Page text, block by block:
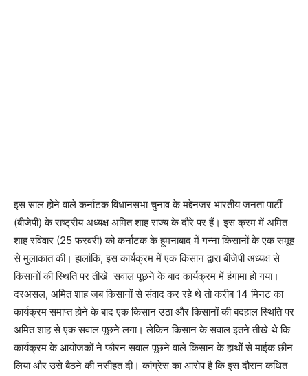
इस साल होने वाले कर्नाटक विधानसभा चुनाव के मद्देनजर भारतीय जनता पार्टी
(बीजेपी) के राष्ट्रीय अध्यक्ष अमित शाह राज्य के दौरे पर हैं। इस क्रम में अमित
शाह रविवार (25 फरवरी) को कर्नाटक के हूमनाबाद में गन्ना किसानों के एक समूह
से मुलाकात की। हालांकि, इस कार्यक्रम में एक किसान द्वारा बीजेपी अध्यक्ष से
किसानों की स्थिति पर तीखे सवाल पूछने के बाद कार्यक्रम में हंगामा हो गया।
दरअसल, अमित शाह जब किसानों से संवाद कर रहे थे तो करीब 14 मिनट का
कार्यक्रम समाप्त होने के बाद एक किसान उठा और किसानों की बदहाल स्थिति पर
अमित शाह से एक सवाल पूछने लगा। लेकिन किसान के सवाल इतने तीखे थे कि
कार्यक्रम के आयोजकों ने फौरन सवाल पूछने वाले किसान के हाथों से माईक छीन
लिया और उसे बैठने की नसीहत दी। कांग्रेस का आरोप है कि इस दौरान कथित